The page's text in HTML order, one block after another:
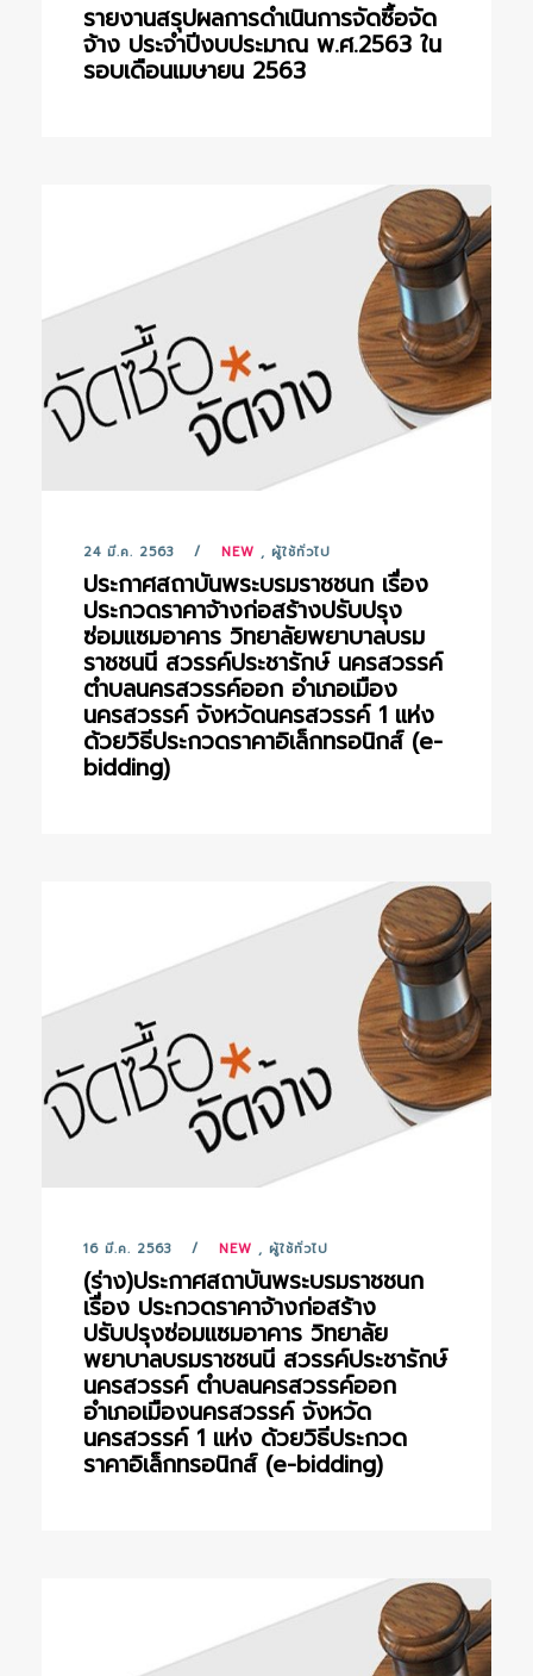
รายงานสรุปผลการดำเนินการจัดซื้อจัด
จ้าง ประจำปีงบประมาณ พ.ศ.2563 ใน
รอบเดือนเมษายน 2563
24 มี.ค. 2563 NEW , ผู้ใช้ทั่วไป
ประกาศสถาบันพระบรมราชชนก เรื่อง
ประกวดราคาจ้างก่อสร้างปรับปรุง
ซ่อมแซมอาคาร วิทยาลัยพยาบาลบรม
ราชชนนี สวรรค์ประชารักษ์ นครสวรรค์
ตำบลนครสวรรค์ออก อำเภอเมือง
นครสวรรค์ จังหวัดนครสวรรค์ 1 แห่ง
ด้วยวิธีประกวดราคาอิเล็กทรอนิกส์ (e-
bidding)
16 มี.ค. 2563 NEW , ผู้ใช้ทั่วไป
(ร่าง)ประกาศสถาบันพระบรมราชชนก
เรื่อง ประกวดราคาจ้างก่อสร้าง
ปรับปรุงซ่อมแซมอาคาร วิทยาลัย
พยาบาลบรมราชชนนี สวรรค์ประชารักษ์
นครสวรรค์ ตำบลนครสวรรค์ออก
อำเภอเมืองนครสวรรค์ จังหวัด
นครสวรรค์ 1 แห่ง ด้วยวิธีประกวด
ราคาอิเล็กทรอนิกส์ (e-bidding)